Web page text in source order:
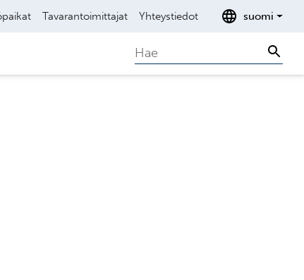
Tavarantoimittajat Yhteystiedot suomi
Search